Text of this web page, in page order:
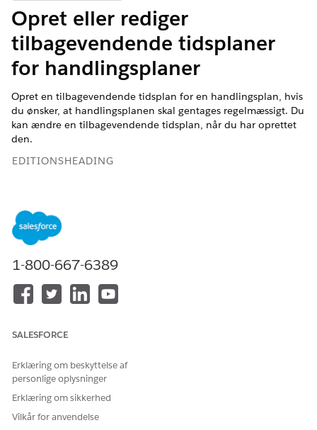
Opret eller rediger
tilbagevendende tidsplaner
for handlingsplaner
Opret en tilbagevendende tidsplan for en handlingsplan, hvis
du ønsker, at handlingsplanen skal gentages regelmæssigt. Du
kan ændre en tilbagevendende tidsplan, når du har oprettet
den.
EDITIONSHEADING
Tilgængelig i: Automotive Cloud, Consumer Goods Cloud,
Education Cloud, Financial Services Cloud, Government
Cloud med Lightning Scheduler, Health Cloud,
Manufacturing Cloud, Nonprofit Cloud og Løsninger til den
offentlige sektor.Vis tilgængelighed af version
BRUGERTILLADELSER PÅKRÆVET
Hvis du vil konfigurere
handlingsplaner:
Åbn den handlingsplan, som du ønsker enten at oprette
1-800-667-6389
SALESFORCE
Erklæring om beskyttelse af
personlige oplysninger
Erklæring om sikkerhed
Vilkår for anvendelse